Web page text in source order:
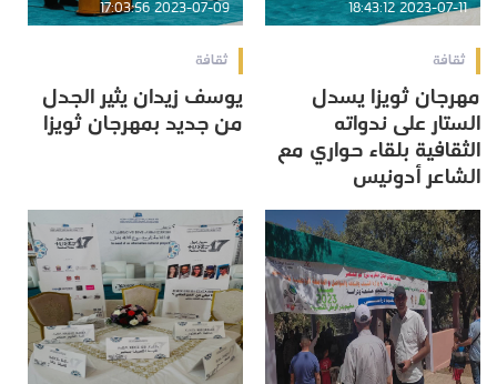
2023-07-11 18:43:12
ثقافة
مهرجان ثويزا يسدل
الستار على ندواته
الثقافية بلقاء حواري مع
الشاعر أدونيس
2023-07-09 17:03:56
ثقافة
يوسف زيدان يثير الجدل
من جديد بمهرجان ثويزا